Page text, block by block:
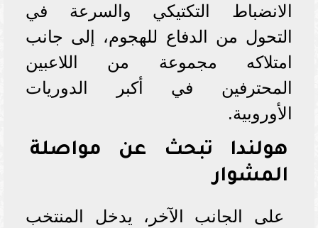
الانضباط التكتيكي والسرعة في
التحول من الدفاع للهجوم، إلى جانب
امتلاكه مجموعة من اللاعبين
المحترفين في أكبر الدوريات
الأوروبية.
هولندا تبحث عن مواصلة
المشوار
على الجانب الآخر، يدخل المنتخب